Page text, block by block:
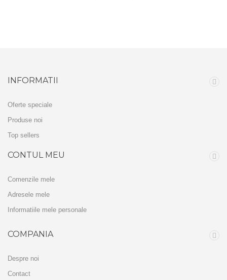
INFORMATII
Oferte speciale
Produse noi
Top sellers
CONTUL MEU
Comenzile mele
Adresele mele
Informatiile mele personale
COMPANIA
Despre noi
Contact